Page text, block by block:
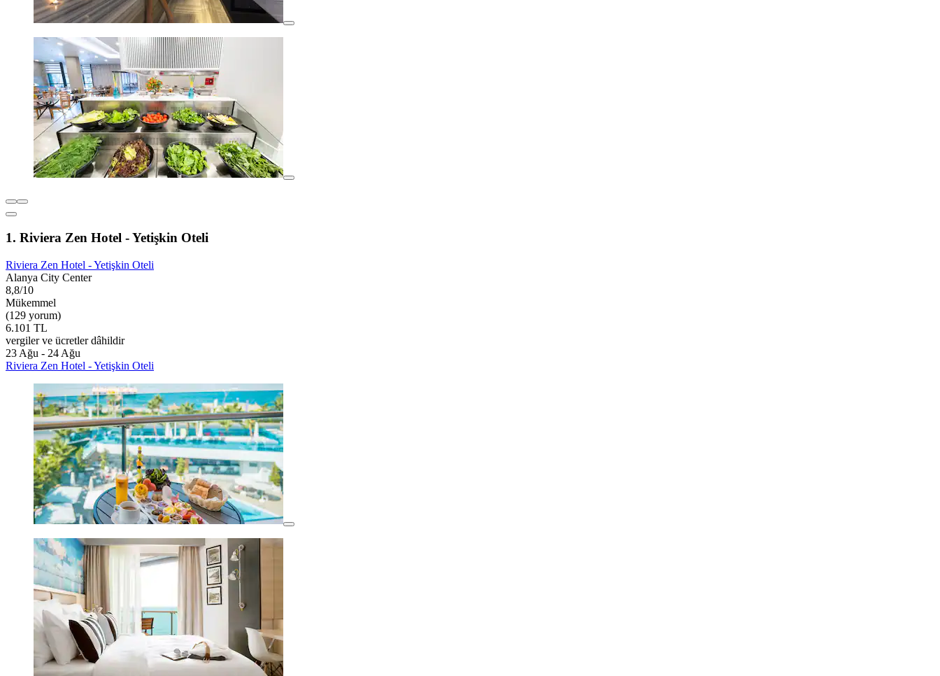
1. Riviera Zen Hotel - Yetişkin Oteli
Riviera Zen Hotel - Yetişkin Oteli
Alanya City Center
8,8/10
Mükemmel
(129 yorum)
6.101 TL
vergiler ve ücretler dâhildir
23 Ağu - 24 Ağu
Riviera Zen Hotel - Yetişkin Oteli